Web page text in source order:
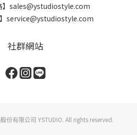
】sales@ystudiostyle.com
】service@ystudiostyle.com
社群網站
有限公司 YSTUDIO. All rights reserved.